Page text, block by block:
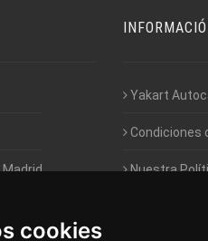
cookies
Yakart
Condiciones
Nuestra